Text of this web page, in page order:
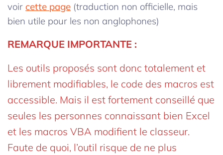
voir cette page (traduction non officielle, mais
bien utile pour les non anglophones)
REMARQUE IMPORTANTE :
Les outils proposés sont donc totalement et
librement modifiables, le code des macros est
accessible. Mais il est fortement conseillé que
seules les personnes connaissant bien Excel
et les macros VBA modifient le classeur.
Faute de quoi, l’outil risque de ne plus